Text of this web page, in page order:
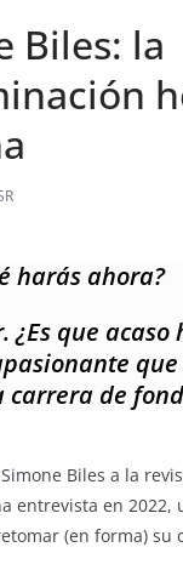
Biles: la
harás ahora?
¿Es que acaso
que
carrera de
Biles a la
entrevista en 2022,
(en forma) su